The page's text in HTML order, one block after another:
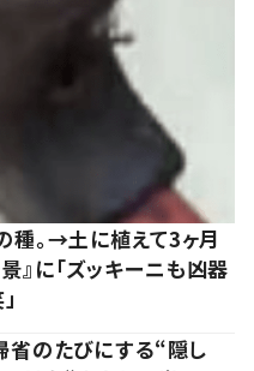
種。→土に植えて3ヶ月
に「ズッキーニも凶器
のたびにする“隠し